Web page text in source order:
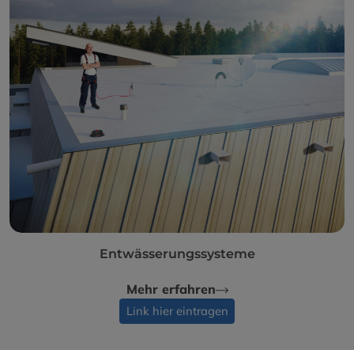
Entwässerungssysteme
Mehr erfahren
Link hier eintragen